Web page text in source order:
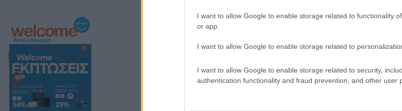
I want to allow Google to enable storage related to functionality
or app.
I want to allow Google to enable storage related to
I want to allow Google to enable storage related to security,
authentication functionality and fraud prevention, and other user